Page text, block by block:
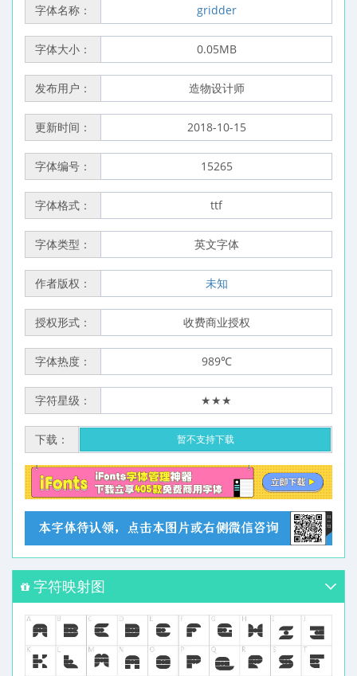
字体名称： gridder
字体大小： 0.05MB
发布用户： 造物设计师
更新时间： 2018-10-15
字体编号： 15265
字体格式： ttf
字体类型： 英文字体
作者版权： 未知
授权形式： 收费商业授权
字体热度： 989℃
字符星级： ★★★
下载： 暂不支持下载
字符映射图